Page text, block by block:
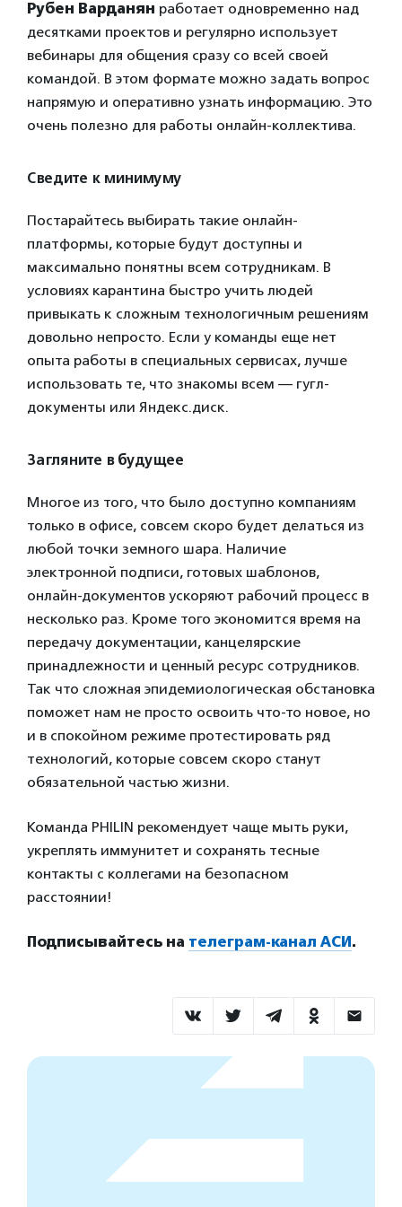
Рубен Варданян работает одновременно над
десятками проектов и регулярно использует
вебинары для общения сразу со всей своей
командой. В этом формате можно задать вопрос
напрямую и оперативно узнать информацию. Это
очень полезно для работы онлайн-коллектива.
Сведите к минимуму
Постарайтесь выбирать такие онлайн-
платформы, которые будут доступны и
максимально понятны всем сотрудникам. В
условиях карантина быстро учить людей
привыкать к сложным технологичным решениям
довольно непросто. Если у команды еще нет
опыта работы в специальных сервисах, лучше
использовать те, что знакомы всем — гугл-
документы или Яндекс.диск.
Загляните в будущее
Многое из того, что было доступно компаниям
только в офисе, совсем скоро будет делаться из
любой точки земного шара. Наличие
электронной подписи, готовых шаблонов,
онлайн-документов ускоряют рабочий процесс в
несколько раз. Кроме того экономится время на
передачу документации, канцелярские
принадлежности и ценный ресурс сотрудников.
Так что сложная эпидемиологическая обстановка
поможет нам не просто освоить что-то новое, но
и в спокойном режиме протестировать ряд
технологий, которые совсем скоро станут
обязательной частью жизни.
Команда PHILIN рекомендует чаще мыть руки,
укреплять иммунитет и сохранять тесные
контакты с коллегами на безопасном
расстоянии!
Подписывайтесь на телеграм-канал АСИ .